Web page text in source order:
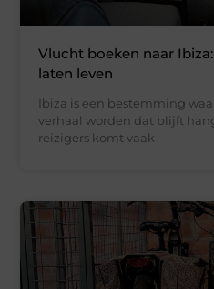
Vlucht boeken naar
laten leven
Ibiza is een bestemming
verhaal worden dat blijft
reizigers komt vaak